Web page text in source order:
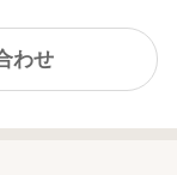
わせ